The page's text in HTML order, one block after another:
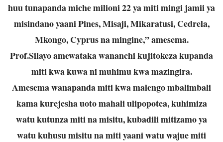
huu tunapanda miche milioni 22 ya miti mingi jamii ya
misindano yaani Pines, Misaji, Mikaratusi, Cedrela,
Mkongo, Cyprus na mingine,” amesema.
Prof.Silayo amewataka wananchi kujitokeza kupanda
miti kwa kuwa ni muhimu kwa mazingira.
Amesema wanapanda miti kwa malengo mbalimbali
kama kurejesha uoto mahali ulipopotea, kuhimiza
watu kutunza miti na misitu, kubadili mitizamo ya
watu kuhusu misitu na miti yaani watu wajue miti